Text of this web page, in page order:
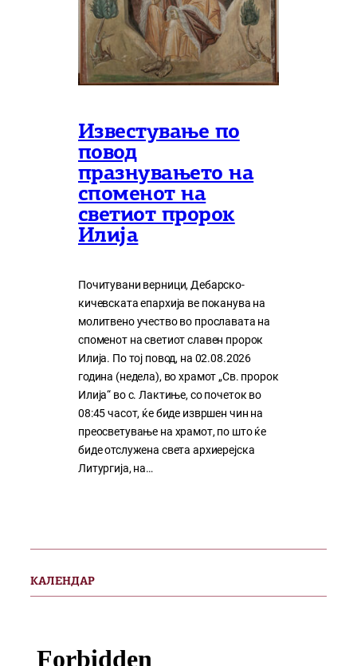
Известување по
повод
празнувањето на
споменот на
светиот пророк
Илија
Почитувани верници, Дебарско-
кичевската епархија ве поканува на
молитвено учество во прославата на
споменот на светиот славен пророк
Илија. По тој повод, на 02.08.2026
година (недела), во храмот „Св. пророк
Илија“ во с. Лактиње, со почеток во
08:45 часот, ќе биде извршен чин на
преосветување на храмот, по што ќе
биде отслужена света архиерејска
Литургија, на…
КАЛЕНДАР